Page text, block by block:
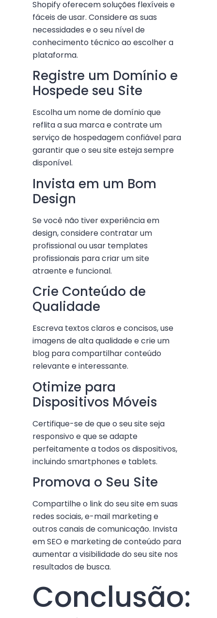
Shopify oferecem soluções flexíveis e
fáceis de usar. Considere as suas
necessidades e o seu nível de
conhecimento técnico ao escolher a
plataforma.
Registre um Domínio e
Hospede seu Site
Escolha um nome de domínio que
reflita a sua marca e contrate um
serviço de hospedagem confiável para
garantir que o seu site esteja sempre
disponível.
Invista em um Bom
Design
Se você não tiver experiência em
design, considere contratar um
profissional ou usar templates
profissionais para criar um site
atraente e funcional.
Crie Conteúdo de
Qualidade
Escreva textos claros e concisos, use
imagens de alta qualidade e crie um
blog para compartilhar conteúdo
relevante e interessante.
Otimize para
Dispositivos Móveis
Certifique-se de que o seu site seja
responsivo e que se adapte
perfeitamente a todos os dispositivos,
incluindo smartphones e tablets.
Promova o Seu Site
Compartilhe o link do seu site em suas
redes sociais, e-mail marketing e
outros canais de comunicação. Invista
em SEO e marketing de conteúdo para
aumentar a visibilidade do seu site nos
resultados de busca.
Conclusão: